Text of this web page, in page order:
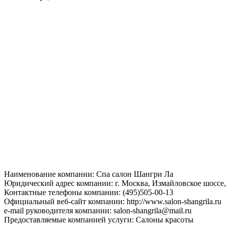
Наименование компании: Спа салон Шангри Ла
Юридический адрес компании: г. Москва, Измайловское
Контактные телефоны компании: (495)505-00-13
Официальный веб-сайт компании: http://www.salon-shangrila.ru
e-mail руководителя компании: salon-shangrila@mail.ru
Предоставляемые компанией услуги: Салоны красоты